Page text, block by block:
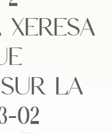
la politique de
la politique de
LA
02